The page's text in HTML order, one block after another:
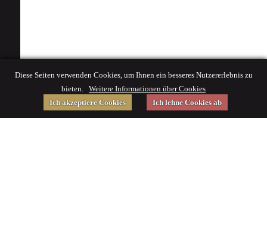
Diese Seiten verwenden Cookies, um Ihnen ein besseres Nutzererlebnis zu
bieten. Weitere Informationen über Cookies
Ich akzeptiere Cookies
Ich lehne Cookies ab